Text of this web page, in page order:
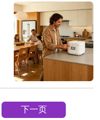
下一页